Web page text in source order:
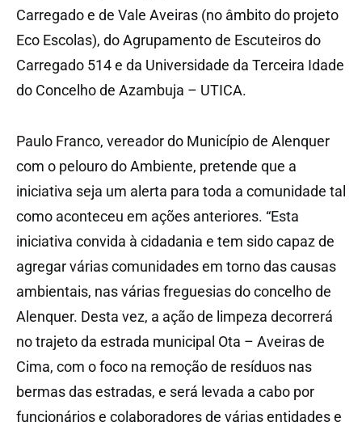
Carregado e de Vale Aveiras (no âmbito do projeto
Eco Escolas), do Agrupamento de Escuteiros do
Carregado 514 e da Universidade da Terceira Idade
do Concelho de Azambuja – UTICA.
Paulo Franco, vereador do Município de Alenquer
com o pelouro do Ambiente, pretende que a
iniciativa seja um alerta para toda a comunidade tal
como aconteceu em ações anteriores. “Esta
iniciativa convida à cidadania e tem sido capaz de
agregar várias comunidades em torno das causas
ambientais, nas várias freguesias do concelho de
Alenquer. Desta vez, a ação de limpeza decorrerá
no trajeto da estrada municipal Ota – Aveiras de
Cima, com o foco na remoção de resíduos nas
bermas das estradas, e será levada a cabo por
funcionários e colaboradores de várias entidades e